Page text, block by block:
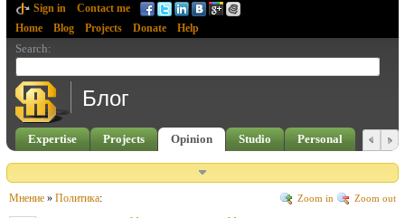
Sign in
Contact me
Home
Blog Projects Donate Help
Search:
Блог
Expertise Projects Opinion Studio Personal
Zoom in Zoom out
Мнение » Политика: